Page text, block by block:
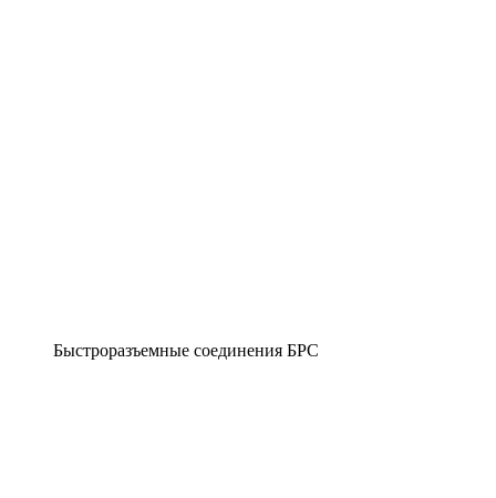
Быстроразъемные соединения БРС